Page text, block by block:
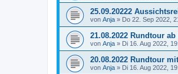
25.09.20222
von Anja » Do 22. Sep 2022,
21.08.2022 Rundtour
von Anja » Di 16. Aug 2022,
20.08.2022 Rundtour
von Anja » Di 16. Aug 2022,